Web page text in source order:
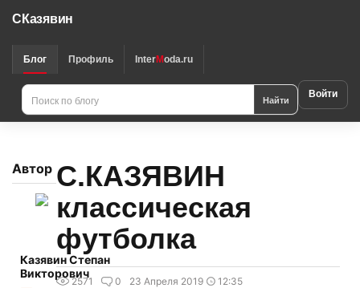
СКазявин
Блог Профиль InterModa.ru
Найти Войти
Автор
Казявин Степан
Викторович
С.КАЗЯВИН
классическая
футболка
2571 0 23 Апреля 2019 12:35